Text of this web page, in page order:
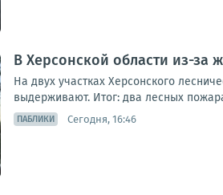
В Херсонской области из-за
На двух участках Херсонского
выдерживают. Итог: два лесных
ПАБЛИКИ Сегодня, 16:46